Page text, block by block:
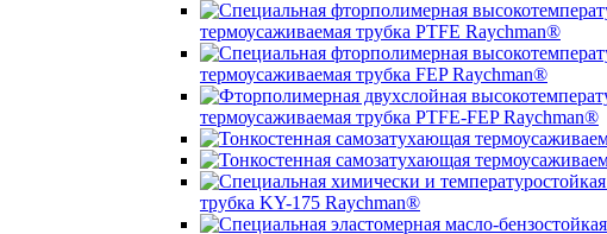
термоусаживаемая трубка PTFE Raychman®
термоусаживаемая трубка FEP Raychman®
термоусаживаемая трубка PTFE-FEP Raychman®
трубка KY-175 Raychman®